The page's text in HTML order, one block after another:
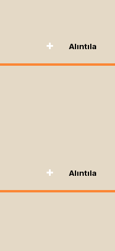
Alıntıla
Alıntıla